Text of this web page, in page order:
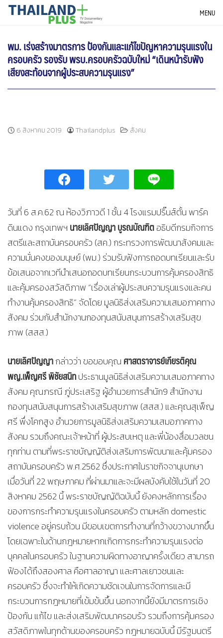
SkipTHAILANDPLUS NEWS MENU
พม. เร่งสร้างมาตรการ ป้องกันและแก้ไขปัญหาความรุนแรงใน
ครอบครัว รองรับ พรบ.ครอบครัวฉบับใหม่ “เดินหน้ารับฟัง
เสียงสะท้อนจากผู้ประสบความรุนแรง”
6 สิงหาคม 2019 Thailandplus สังคม
วันที่ 6 ส.ค.62 ณ ห้องวิภาวดี 1 ชั้น 4 โรงแรมปริ๊นส์ตั้น พาร์ค
ดินแดง กรุงเทพฯ นายเลิศปัญญา บูรณบัณฑิตอธิบดีกรมกิจการ
สตรีและสถาบันครอบครัว (สค.) กระทรวงการพัฒนาสังคมและ
ความมั่นคงของมนุษย์ (พม.) ร่วมรับฟังการถอดบทเรียนและรับ
ข้อเสนอจากเวทีนำเสนอถอดบทเรียนกระบวนการคุ้มครองสิทธิ
และคุ้มครองสวัสดิภาพ “เรื่องเล่าผู้ประสบความรุนแรงและคน
ทำงานคุ้มครองสิทธิ” จัดโดย มูลนิธิส่งเสริมความเสมอภาคทาง
สังคม ร่วมกับสำนักงานกองทุนสนับสนุนการสร้างเสริมสุข
ภาพ (สสส.)
นายเลิศปัญญากล่าวว่า ขอขอบคุณ ศาสตราจารย์เกียรติคุณ
พญ.เพ็ญศรี พิชัยสนิทประธานมูลนิธิส่งเสริมความเสมอภาคทาง
สังคม คุณภรณี ภู่ประเสริฐ ผู้อำนวยการสำนัก9 สำนักงาน
กองทุนสนับสนุนการสร้างเสริมสุขภาพ (สสส.) และคุณสุเพ็ญ
ศรี พึ่งโคกสูง อำนวยการมูลนิธิส่งเสริมความเสมอภาคทาง
สังคม รวมถึงคณะเจ้าหน้าที่ ผู้ประสบเหตุ และพี่น้องสื่อมวลชน
ทุกท่าน ตามที่พระราชบัญญัติส่งเสริมการพัฒนาและคุ้มครอง
สถาบันครอบครัว พ.ศ.2562 ซึ่งประกาศในราชกิจจานุเบกษา
เมื่อวันที่ 22 พฤษภาคม ที่ผ่านมาและจะมีผลบังคับใช้ในวันที่ 20
สิงหาคม 2562 นี้ พระราชบัญญัติฉบับนี้ ยังคงหลักการเรื่อง
ของการกระทำความรุนแรงในครอบครัว ตามหลัก domestic
violence อยู่ครบถ้วน มีขอบเขตการทำงานที่กว้างขวางมากขึ้น
โดยเฉพาะในด้านกฎหมายหากเกิดการกระทำความรุนแรงต่อ
บุคคลในครอบครัว ในฐานความผิดทางอาญาครั้งเดียว สามารถ
ฟ้องได้ถึงสองศาล คือศาลอาญา และศาลเยาวชนและ
ครอบครัว ซึ่งจะทำให้เกิดความชัดเจนในการจัดการและมี
กระบวนการกฎหมายที่เข้มข้นขึ้น นอกจากนี้ยังมีมาตรการเชิง
ป้องกัน แก้ไข และส่งเสริมพัฒนาครอบรัว รวมถึงการคุ้มครอง
สวัสดิภาพในทุกด้านของครอบครัว กฎหมายฉบับนี้ มีรัฐมนตรี